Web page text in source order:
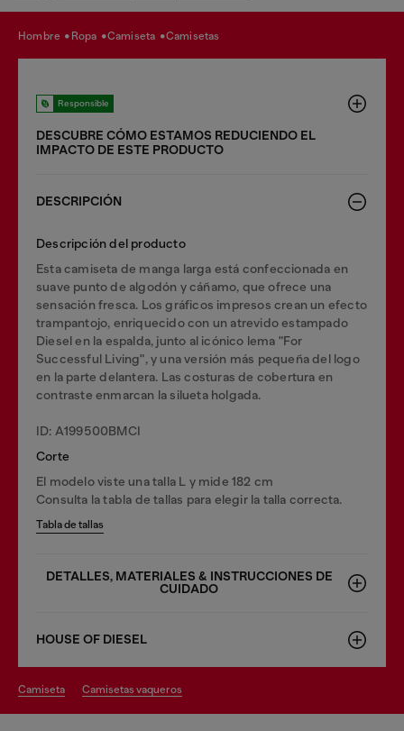
hombre ropa camiseta camisetas
Responsible
DESCUBRE CÓMO ESTAMOS REDUCIENDO EL
IMPACTO DE ESTE PRODUCTO
DESCRIPCIÓN
Descripción del producto
Esta camiseta de manga larga está confeccionada en
suave punto de algodón y cáñamo, que ofrece una
sensación fresca. Los gráficos impresos crean un efecto
trampantojo, enriquecido con un atrevido estampado
Diesel en la espalda, junto al icónico lema "For
Successful Living", y una versión más pequeña del logo
en la parte delantera. Las costuras de cobertura en
contraste enmarcan la silueta holgada.
ID: A199500BMCI
Corte
El modelo viste una talla L y mide 182 cm
Consulta la tabla de tallas para elegir la talla correcta.
Tabla de tallas
DETALLES, MATERIALES & INSTRUCCIONES DE
CUIDADO
HOUSE OF DIESEL
camiseta camisetas vaqueros